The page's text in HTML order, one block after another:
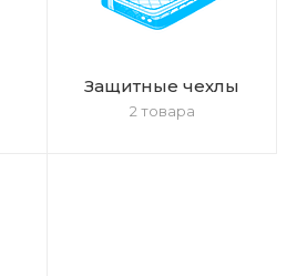
Защитные чехлы
2 товара